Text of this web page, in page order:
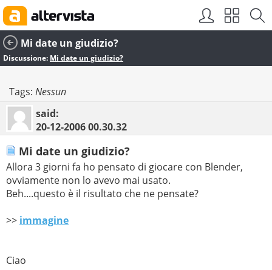
Mi date un giudizio?
Discussione: Mi date un giudizio?
Tags: Nessun
said:
20-12-200600.30.32
Mi date un giudizio?
Allora 3 giorni fa ho pensato di giocare con Blender,
ovviamente non lo avevo mai usato.
Beh....questo è il risultato che ne pensate?
>> immagine
Ciao